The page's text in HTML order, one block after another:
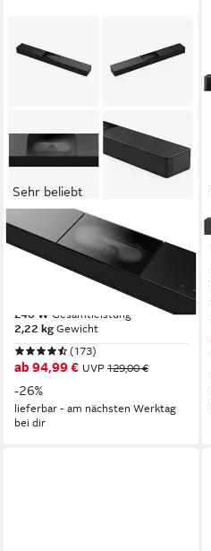
Sehr beliebt
HISENSE
HS2000 2.1 Kanal Soundbar
mit integriertem Subwoofer
2.1 Soundsystem
240 W Gesamtleistung
2,22 kg Gewicht
(173)
ab 94,99 € UVP 129,00 €
-26%
lieferbar - am nächsten Werktag
bei dir